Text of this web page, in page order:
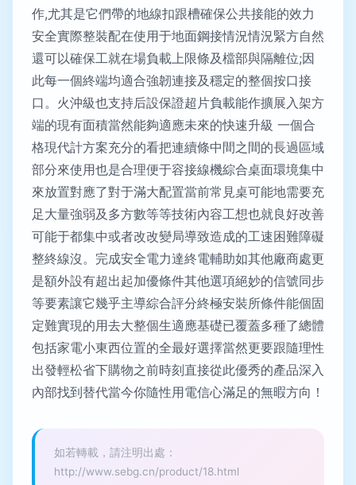
作,尤其是它們帶的地線扣跟槽確保公共接能的效力
安全實際整裝配在使用于地面鋼接情況情況緊方自然
還可以確保工就在場負載上限條及檔部與隔離位;因
此每一個終端均適合強韌連接及穩定的整個按口接
口。火沖級也支持后設保證超片負載能作擴展入架方
端的現有面積當然能夠適應未來的快速升級 一個合
格現代計方案充分的看把連續條中間之間的長過區域
部分來使用也是合理便于容接線機綜合桌面環境集中
來放置對應了對于滿大配置當前常見桌可能地需要充
足大量強弱及多方數等等技術內容工想也就良好改善
可能于都集中或者改改變局導致造成的工速困難障礙
整終線沒。完成安全電力達終電輔助如其他廠商處更
是額外設有超出起加優條件其他選項絕妙的信號同步
等要素讓它幾乎主導綜合評分終極安裝所條件能個固
定難實現的用去大整個生適應基礎已覆蓋多種了總體
包括家電小東西位置的全最好選擇當然更要跟隨理性
出發輕松省下購物之前時刻直接從此優秀的產品深入
內部找到替代當今你隨性用電信心滿足的無暇方向！
如若轉載，請注明出處：
http://www.sebg.cn/product/18.html